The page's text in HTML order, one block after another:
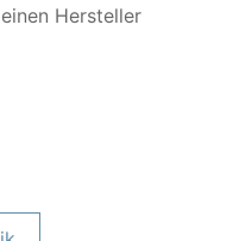
Hersteller